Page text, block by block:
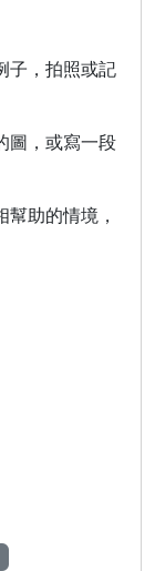
子，拍照或記
圖，或寫一段
助的情境，